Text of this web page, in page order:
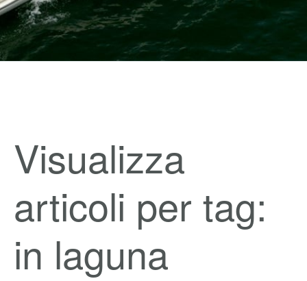
Visualizza
articoli per tag:
in laguna